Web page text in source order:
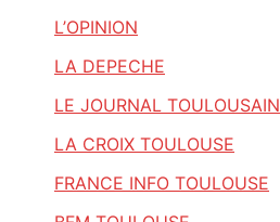
L’OPINION
LA DEPECHE
LE JOURNAL TOULOUSAIN
LA CROIX TOULOUSE
FRANCE INFO TOULOUSE